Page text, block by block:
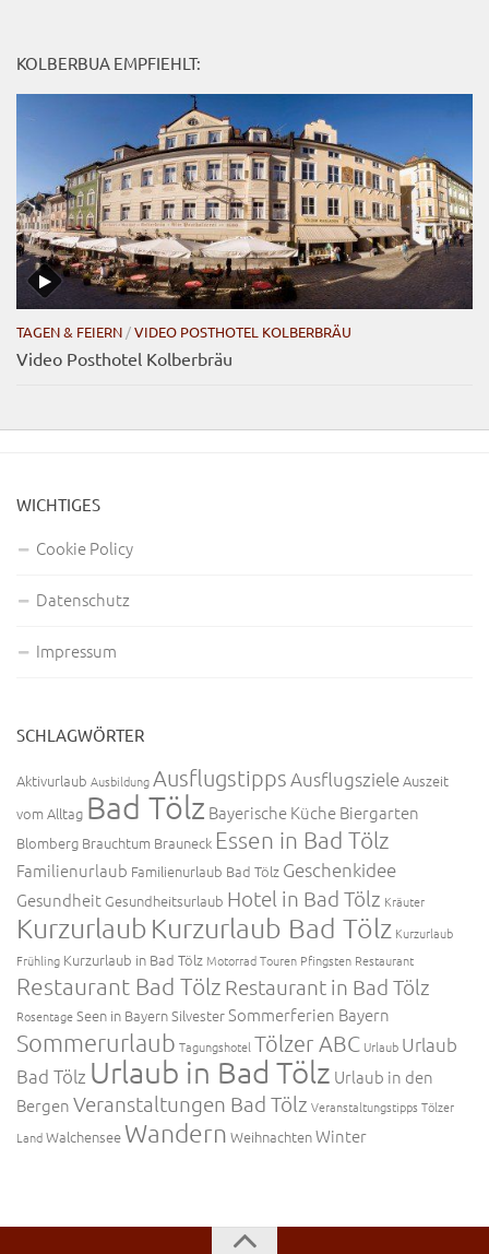
KOLBERBUA EMPFIEHLT:
TAGEN & FEIERN /VIDEO POSTHOTEL KOLBERBRÄU
Video Posthotel Kolberbräu
WICHTIGES
Cookie Policy
Datenschutz
Impressum
SCHLAGWÖRTER
Aktivurlaub Ausbildung AusflugstippsAusflugszieleAuszeit
vom Alltag Bad Tölz Bayerische KücheBiergarten
Blomberg Brauchtum Brauneck Essen in Bad Tölz
Familienurlaub Familienurlaub Bad Tölz Geschenkidee
Gesundheit Gesundheitsurlaub Hotel in Bad Tölz Kräuter
Kurzurlaub Kurzurlaub Bad Tölz Kurzurlaub
Frühling Kurzurlaub in Bad Tölz Motorrad Touren Pfingsten Restaurant
Restaurant Bad Tölz Restaurant in Bad Tölz
RosentageSeen in BayernSilvesterSommerferien Bayern
Sommerurlaub Tagungshotel Tölzer ABC Urlaub Urlaub
Bad Tölz Urlaub in Bad Tölz Urlaub in den
BergenVeranstaltungen Bad Tölz Veranstaltungstipps Tölzer
LandWalchensee Wandern WeihnachtenWinter